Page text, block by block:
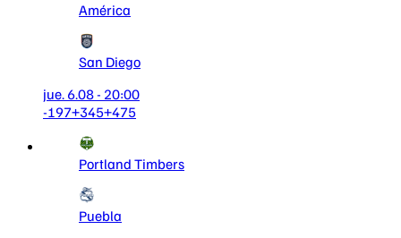
América
San Diego
jue. 6.08 - 20:00
-197+345+475
Portland Timbers
Puebla